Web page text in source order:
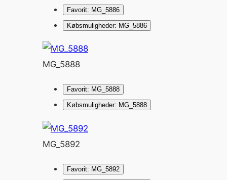
Favorit: MG_5886
Købsmuligheder: MG_5886
MG_5888
Favorit: MG_5888
Købsmuligheder: MG_5888
MG_5892
Favorit: MG_5892